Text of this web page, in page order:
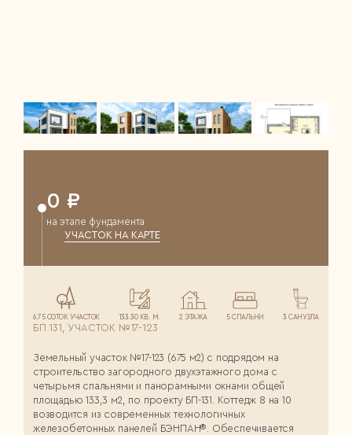
0 ₽
на этапе фундамента
УЧАСТОК НА КАРТЕ
6.75 СОТОК УЧАСТОК 133.30 КВ. М. 2 ЭТАЖА 5 СПАЛЬНИ 3 САНУЗЛА
БП 131, УЧАСТОК №17-123
Земельный участок №17-123 (675 м2) с подрядом на
строительство загородного двухэтажного дома с
четырьмя спальнями и панорамными окнами общей
площадью 133,3 м2, по проекту БП-131. Коттедж 8 на 10
возводится из современных технологичных
железобетонных панелей БЭНПАН®. Обеспечивается